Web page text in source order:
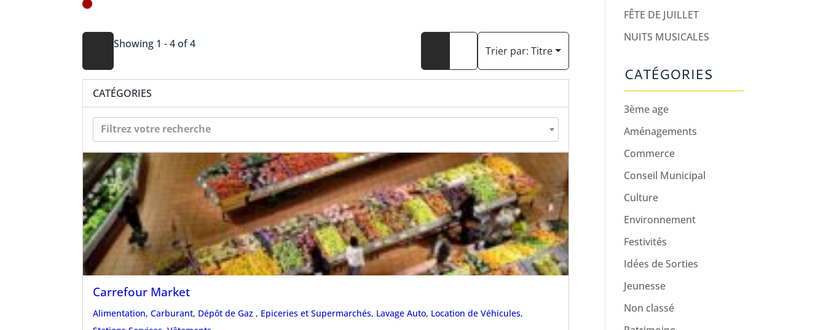
Showing 1 - 4 of 4
Trier par:Titre
CATÉGORIES
Filtrez votre recherche
Carrefour Market
Alimentation,Carburant, Dépôt de Gaz , Epiceries et Supermarchés, Lavage Auto, Location de Véhicules,
FÊTE DE JUILLET
NUITS MUSICALES
CATÉGORIES
3ème age
Aménagements
Commerce
Conseil Municipal
Culture
Environnement
Festivités
Idées de Sorties
Jeunesse
Non classé